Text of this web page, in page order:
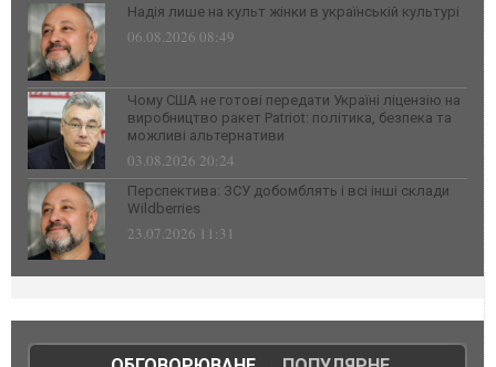
Надія лише на культ жінки в українській культурі
06.08.2026 08:49
Чому США не готові передати Україні ліцензію на
виробництво ракет Patriot: політика, безпека та
можливі альтернативи
03.08.2026 20:24
Перспектива: ЗСУ добомблять і всі інші склади
Wildberries
23.07.2026 11:31